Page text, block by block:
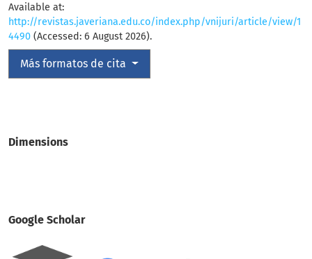
Available at:
http://revistas.javeriana.edu.co/index.php/vnijuri/article/view/1
4490 (Accessed: 6 August 2026).
Más formatos de cita
Dimensions
Google Scholar